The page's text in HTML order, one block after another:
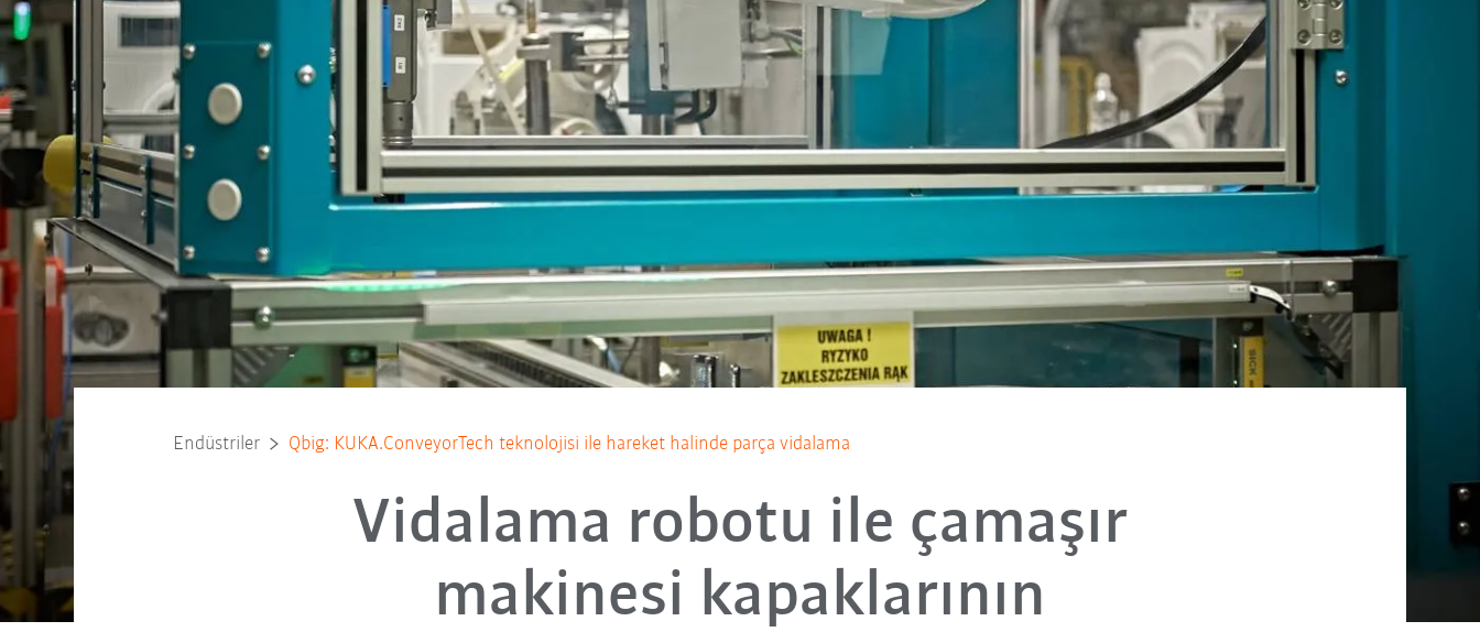
Endüstriler Qbig: KUKA.ConveyorTech teknolojisi ile hareket halinde parça vidalama
Vidalama robotu ile çamaşır
makinesi kapaklarının